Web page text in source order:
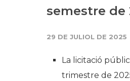
semestre de
29 DE JULIOL DE 2025
La licitació
trimestre de